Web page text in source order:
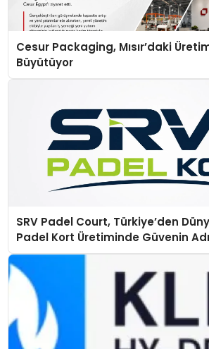
Cesur Packaging, Mısır’daki
Büyütüyor
SRV Padel Court, Türkiye’den
Padel Kort Üretiminde Güvenin